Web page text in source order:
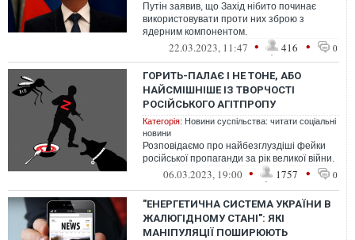
Путін заявив, що Захід нібито починає
використовувати проти них зброю з
ядерним компонентом.
22.03.2023, 11:47 • 416 • 0
ГОРИТЬ-ПАЛАЄ І НЕ ТОНЕ, АБО
НАЙСМІШНІШЕ ІЗ ТВОРЧОСТІ
РОСІЙСЬКОГО АГІТПРОПУ
Категорія: Новини суспільства: читати соціальні
новини
Розповідаємо про найбезглуздіші фейки
російської пропаганди за рік великої війни.
06.03.2023, 19:00 • 1757 • 0
"ЕНЕРГЕТИЧНА СИСТЕМА УКРАЇНИ В
ЖАЛЮГІДНОМУ СТАНІ": ЯКІ
МАНІПУЛЯЦІЇ ПОШИРЮЮТЬ